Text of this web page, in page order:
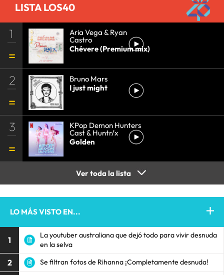
LISTA LOS40
1 Aria Vega & Ryan
Castro
Chévere (Premium mix)
2
Bruno Mars
I just might
3 KPop Demon Hunters
Cast & Huntr/x
Golden
Ver toda la lista
LO MÁS VISTO EN...
1
La youtuber australiana que dejó todo para vivir desnuda
en la selva
2 Se filtran fotos de Rihanna ¡Completamente desnuda!